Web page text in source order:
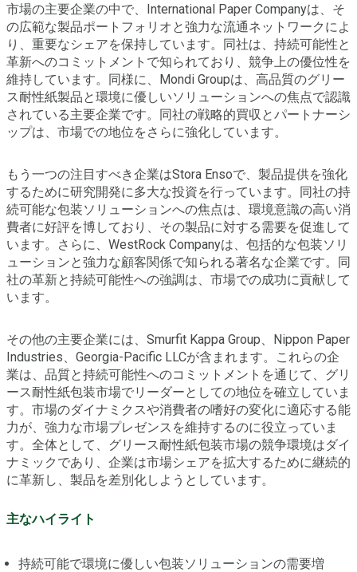
市場の主要企業の中で、International Paper Companyは、そ
の広範な製品ポートフォリオと強力な流通ネットワークによ
り、重要なシェアを保持しています。同社は、持続可能性と
革新へのコミットメントで知られており、競争上の優位性を
維持しています。同様に、Mondi Groupは、高品質のグリー
ス耐性紙製品と環境に優しいソリューションへの焦点で認識
されている主要企業です。同社の戦略的買収とパートナーシ
ップは、市場での地位をさらに強化しています。
もう一つの注目すべき企業はStora Ensoで、製品提供を強化
するために研究開発に多大な投資を行っています。同社の持
続可能な包装ソリューションへの焦点は、環境意識の高い消
費者に好評を博しており、その製品に対する需要を促進して
います。さらに、WestRock Companyは、包括的な包装ソリ
ューションと強力な顧客関係で知られる著名な企業です。同
社の革新と持続可能性への強調は、市場での成功に貢献して
います。
その他の主要企業には、Smurfit Kappa Group、Nippon Paper
Industries、Georgia-Pacific LLCが含まれます。これらの企
業は、品質と持続可能性へのコミットメントを通じて、グリ
ース耐性紙包装市場でリーダーとしての地位を確立していま
す。市場のダイナミクスや消費者の嗜好の変化に適応する能
力が、強力な市場プレゼンスを維持するのに役立っていま
す。全体として、グリース耐性紙包装市場の競争環境はダイ
ナミックであり、企業は市場シェアを拡大するために継続的
に革新し、製品を差別化しようとしています。
主なハイライト
持続可能で環境に優しい包装ソリューションの需要増